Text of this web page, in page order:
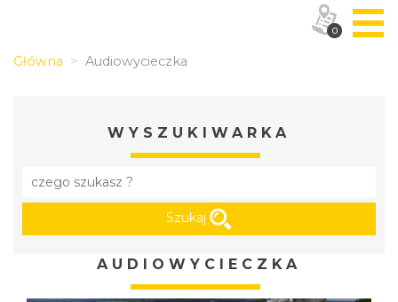
Główna Audiowycieczka
WYSZUKIWARKA
Szukaj
AUDIOWYCIECZKA
0